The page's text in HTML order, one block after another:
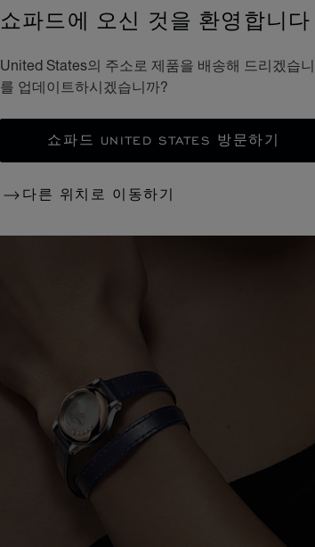
쇼파드에 오신 것을 환영합니다
United States의 주소로 제품을 배송해 드리겠습
를 업데이트하시겠습니까?
쇼파드 UNITED STATES 방문하기
다른 위치로 이동하기